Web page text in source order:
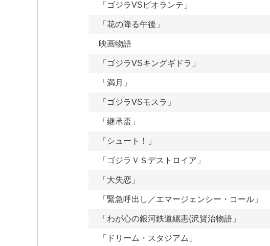
「ゴジラVSビオランテ」
「花の降る午後」
映画物語
「ゴジラVSキングギドラ」
「満月」
「ゴジラVSモスラ」
「継承盃」
「シュート！」
「ゴジラＶＳデストロイア」
「大失恋」
「緊急呼出し／エマージェンシー・コール」
「わが心の銀河鉄道縲恚{沢賢治物語」
「ドリーム・スタジアム」